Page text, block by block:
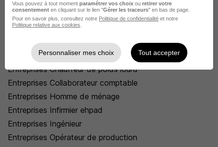
Entreprises Aide-soignant
Entreprises Auxiliaire de vie
Entreprises Baby sitter
Entreprises Cariste
Entreprises Chauffeur de poids lourd
Entreprises Collaborateur comptable
Entreprises Homme de ménage
Entreprises Infirmier ehpad
Entreprises Ingénieur
Entreprises Opérateur de production
Vous pouvez à tout moment paramétrer vos choix ou retirer votre
consentement en cliquant sur le lien "Gérer les traceurs" en bas de page.
Pour en savoir plus, consultez notre Politique de confidentialité et notre
Politique relative aux cookies
Personnaliser mes choix Tout accepter